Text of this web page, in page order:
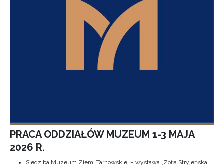
PRACA ODDZIAŁÓW MUZEUM 1-3 MAJA
2026 R.
Siedziba Muzeum Ziemi Tarnowskiej – wystawa „Zofia Stryjeńska.